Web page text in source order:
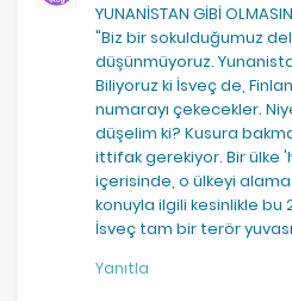
YUNANİSTAN GİBİ OLMASIN
"Biz bir sokulduğumuz
düşünmüyoruz.
Biliyoruz ki İsveç de,
numarayı çekecekler.
düşelim ki? Kusura
ittifak gerekiyor. Bir ülke
içerisinde, o ülkeyi
konuyla ilgili kesinlikle bu
İsveç tam bir terör
Yanıtla